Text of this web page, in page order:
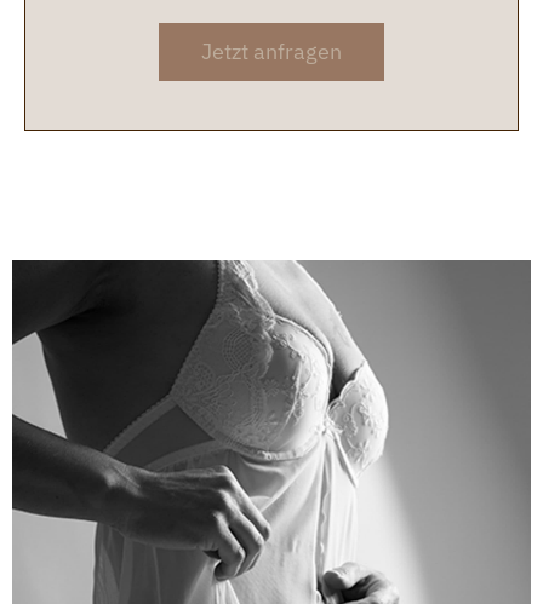
Jetzt anfragen